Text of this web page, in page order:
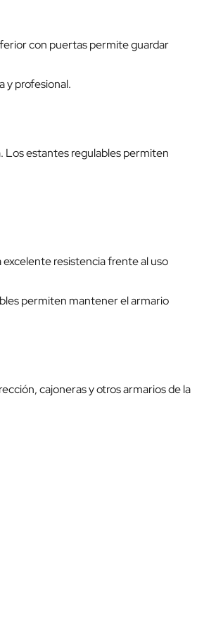
con puertas permite guardar
y profesional.
Los estantes regulables permiten
resistencia frente al uso
permiten mantener el armario
cajoneras y otros armarios de la